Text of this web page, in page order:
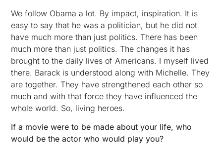
We follow Obama a lot. By impact, inspiration. It is
easy to say that he was a politician, but he did not
have much more than just politics. There has been
much more than just politics. The changes it has
brought to the daily lives of Americans. I myself lived
there. Barack is understood along with Michelle. They
are together. They have strengthened each other so
much and with that force they have influenced the
whole world. So, living heroes.
If a movie were to be made about your life, who
would be the actor who would play you?